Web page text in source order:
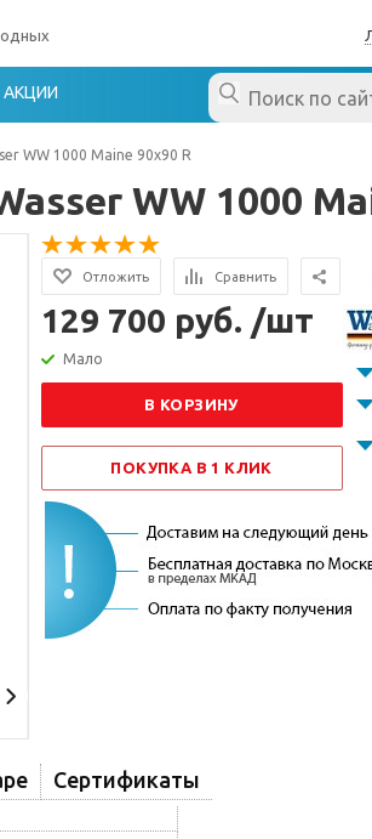
АКЦИИ
WW 1000 Maine 90x90 R
WW 1000
Отложить Сравнить
129 700 руб. /шт
Мало
В КОРЗИНУ
ПОКУПКА В 1 КЛИК
Сертификаты